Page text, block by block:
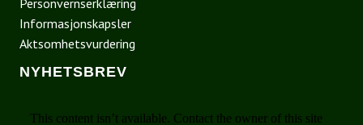
Informasjonskapsler
Aktsomhetsvurdering
NYHETSBREV